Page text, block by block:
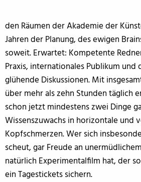
den Räumen der Akademie der
Jahren der Planung, des ewigen
soweit. Erwartet: Kompetente
Praxis, internationales Publikum und
glühende Diskussionen. Mit
über mehr als zehn Stunden täglich
schon jetzt mindestens zwei Dinge
Wissenszuwachs in horizontale und
Kopfschmerzen. Wer sich
scheut, gar Freude an
natürlich Experimentalfilm hat, der
ein Tagestickets sichern.